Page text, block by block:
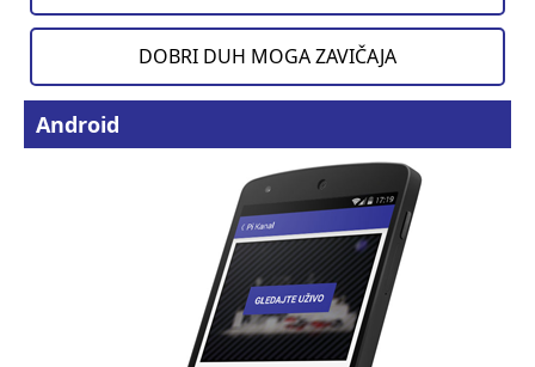
DOBRI DUH MOGA ZAVIČAJA
Android